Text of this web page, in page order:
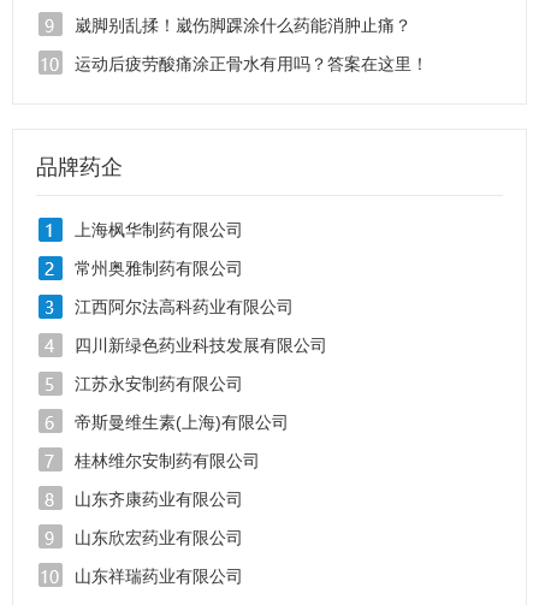
崴脚别乱揉！崴伤脚踝涂什么药能消肿止痛？
运动后疲劳酸痛涂正骨水有用吗？答案在这里！
品牌药企
上海枫华制药有限公司
常州奥雅制药有限公司
江西阿尔法高科药业有限公司
四川新绿色药业科技发展有限公司
江苏永安制药有限公司
帝斯曼维生素(上海)有限公司
桂林维尔安制药有限公司
山东齐康药业有限公司
山东欣宏药业有限公司
山东祥瑞药业有限公司